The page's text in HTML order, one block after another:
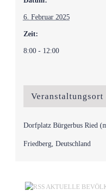
6. Februar 2025
Zeit:
8:00 - 12:00
Veranstaltungsort
Dorfplatz Bürgerbus Ried
Friedberg, Deutschland
AKTUELLE